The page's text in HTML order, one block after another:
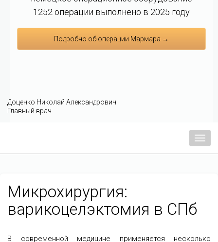
1252 операции выполнено в 2025 году
Подробно об операции Мармара →
Доценко Николай Александрович
Главный врач
Меню
Микрохирургия:
варикоцелэктомия в СПб
В современной медицине применяется несколько